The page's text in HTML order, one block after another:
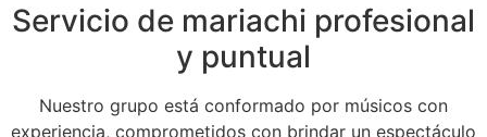
Servicio de mariachi profesional
y puntual
Nuestro grupo está conformado por músicos con
experiencia, comprometidos con brindar un espectáculo